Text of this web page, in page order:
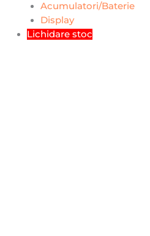
Acumulatori/Baterie
Display
Lichidare stoc